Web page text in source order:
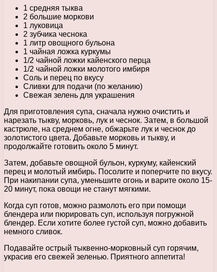
1 средняя тыква
2 большие моркови
1 луковица
2 зубчика чеснока
1 литр овощного бульона
1 чайная ложка куркумы
1/2 чайной ложки кайенского перца
1/2 чайной ложки молотого имбиря
Соль и перец по вкусу
Сливки для подачи (по желанию)
Свежая зелень для украшения
Для приготовления супа, сначала нужно очистить и
нарезать тыкву, морковь, лук и чеснок. Затем, в большой
кастрюле, на среднем огне, обжарьте лук и чеснок до
золотистого цвета. Добавьте морковь и тыкву, и
продолжайте готовить около 5 минут.
Затем, добавьте овощной бульон, куркуму, кайенский
перец и молотый имбирь. Посолите и поперчите по вкусу.
При накипании супа, уменьшите огонь и варите около 15-
20 минут, пока овощи не станут мягкими.
Когда суп готов, можно размолоть его при помощи
блендера или пюрировать суп, используя погружной
блендер. Если хотите более густой суп, можно добавить
немного сливок.
Подавайте острый тыквенно-морковный суп горячим,
украсив его свежей зеленью. Приятного аппетита!